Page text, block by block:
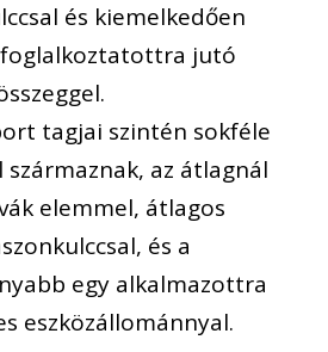
és kiemelkedően
foglalkoztatottra jutó
tagjai szintén sokféle
származnak, az átlagnál
elemmel, átlagos
és a
egy alkalmazottra
eszközállománnyal.